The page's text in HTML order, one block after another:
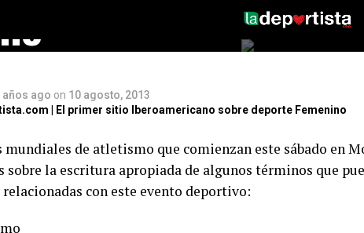
años ago on 10 agosto, 2013
| El primer sitio Iberoamericano sobre deporte Femenino
de atletismo que comienzan este sábado en
sobre la escritura apropiada de algunos términos que
con este evento deportivo: